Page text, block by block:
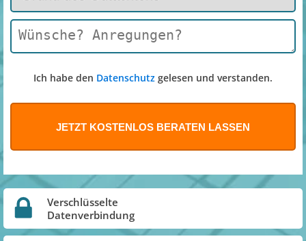
Ich habe den Datenschutz gelesen und verstanden.
Verschlüsselte
Datenverbindung